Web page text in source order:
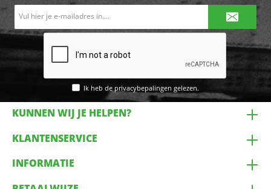
Ik heb de privacybepalingen gelezen.
KUNNEN WIJ JE HELPEN?
KLANTENSERVICE
INFORMATIE